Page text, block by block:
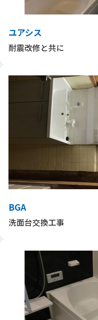
ユアシス
耐震改修と共に
BGA
洗面台交換工事